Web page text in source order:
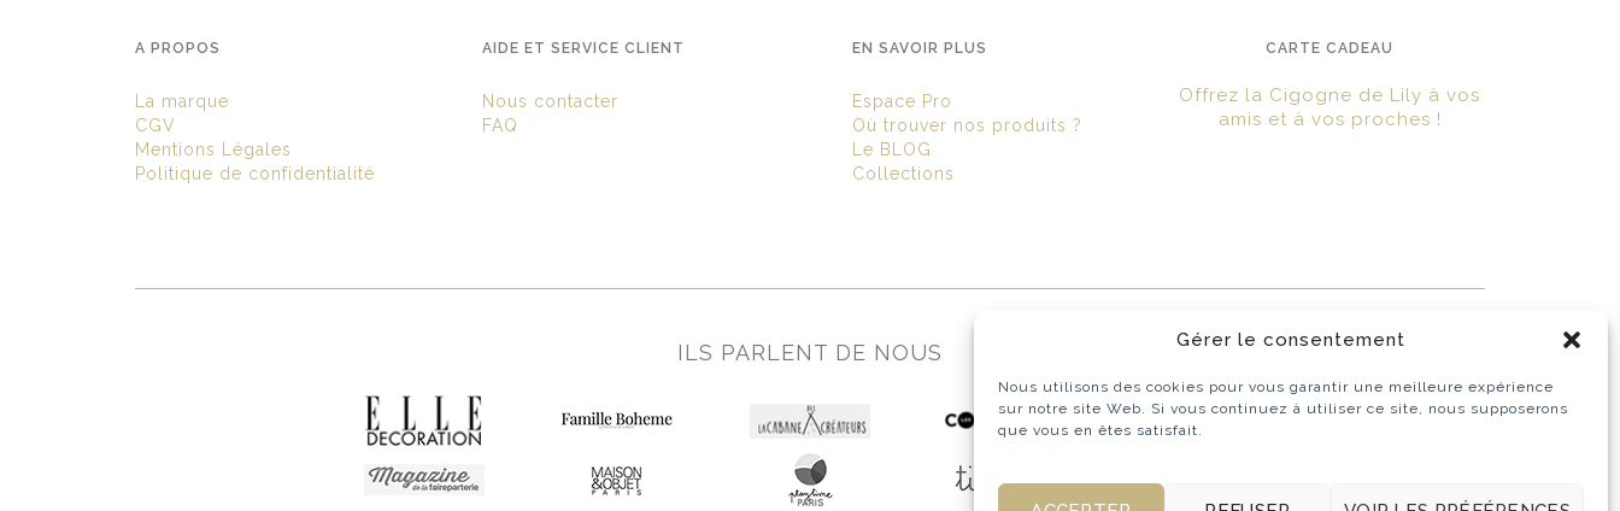
Gérer le consentement
Nous utilisons des cookies pour vous garantir une meilleure expérience
sur notre site Web. Si vous continuez à utiliser ce site, nous supposerons
que vous en êtes satisfait.
A PROPOS
La marque
CGV
Mentions Légales
Politique de confidentialité
AIDE ET SERVICE CLIENT
Nous contacter
FAQ
EN SAVOIR PLUS
Espace Pro
Où trouver nos produits ?
Le BLOG
Collections
CARTE CADEAU
Offrez la Cigogne de Lily à vos
amis et à vos proches !
ILS PARLENT DE NOUS